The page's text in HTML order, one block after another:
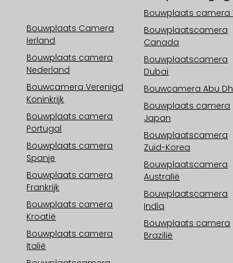
Bouwplaats Camera
Ierland
Bouwplaats camera
Nederland
Bouwcamera Verenigd
Koninkrijk
Bouwplaats camera
Portugal
Bouwplaats camera
Spanje
Bouwplaats camera
Frankrijk
Bouwplaats camera
Kroatië
Bouwplaats camera
Italië
Bouwplaats camera
Bouwplaatscamera
Canada
Bouwplaatscamera
Dubai
Bouwcamera Abu
Bouwplaats camera
Japan
Bouwplaatscamera
Zuid-Korea
Bouwplaatscamera
Australië
Bouwplaatscamera
India
Bouwplaats camera
Brazilië